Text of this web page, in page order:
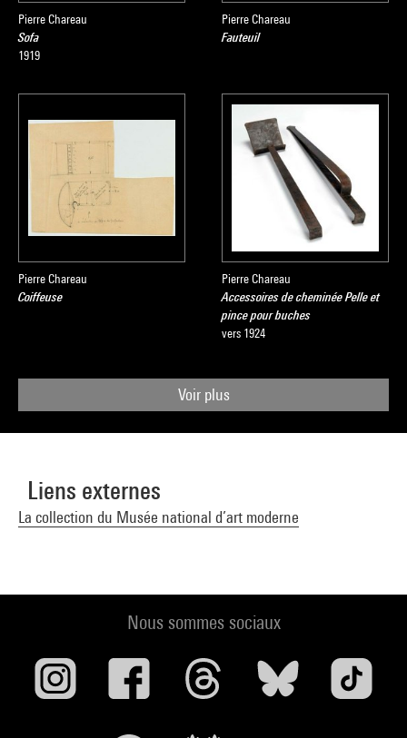
Pierre Chareau
Sofa
1919
Pierre Chareau
Fauteuil
Pierre Chareau
Coiffeuse
Pierre Chareau
Accessoires de cheminée Pelle et
pince pour buches
vers 1924
Voir plus
Liens externes
La collection du Musée national d’art moderne
Nous sommes sociaux